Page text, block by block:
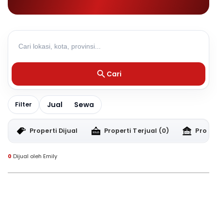
Cari
Filter Jual Sewa
Properti Dijual Properti Terjual (0)
0 Dijual oleh Emily